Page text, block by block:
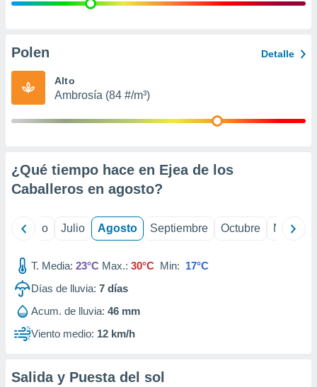
e
publicidad
Polen Detalle
Alto
Ambrosía (84 #/m³)
¿Qué tiempo hace en Ejea de los
Caballeros en agosto?
Junio Julio Agosto Septiembre Octubre
T. Media: 23°C Max.: 30°C Min: 17°C
Días de lluvia: 7 días
Acum. de lluvia: 46 mm
Viento medio: 12 km/h
Salida y Puesta del sol